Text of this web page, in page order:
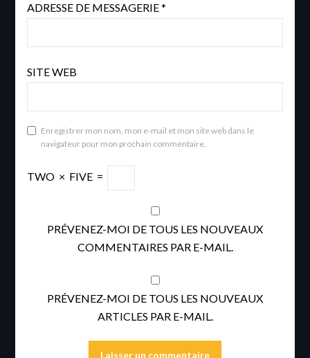
ADRESSE DE MESSAGERIE*
SITE WEB
Enregistrer mon nom, mon e-mail et mon site web dans le
navigateur pour mon prochain commentaire.
TWO × FIVE =
PRÉVENEZ-MOI DE TOUS LES NOUVEAUX
COMMENTAIRES PAR E-MAIL.
PRÉVENEZ-MOI DE TOUS LES NOUVEAUX
ARTICLES PAR E-MAIL.